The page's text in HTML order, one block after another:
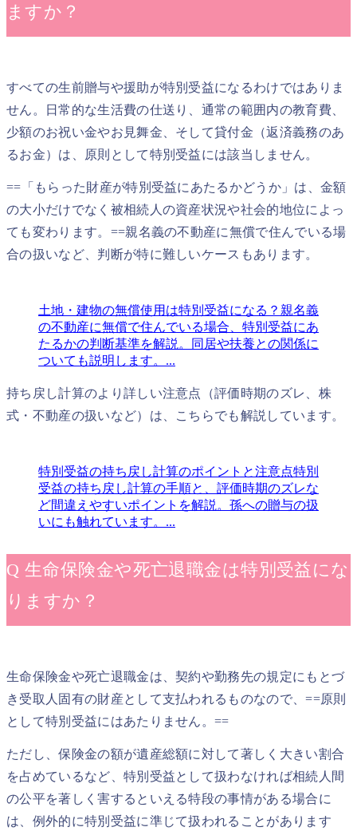
ますか？
すべての生前贈与や援助が特別受益になるわけではありま
せん。日常的な生活費の仕送り、通常の範囲内の教育費、
少額のお祝い金やお見舞金、そして貸付金（返済義務のあ
るお金）は、原則として特別受益には該当しません。
==「もらった財産が特別受益にあたるかどうか」は、金額
の大小だけでなく被相続人の資産状況や社会的地位によっ
ても変わります。==親名義の不動産に無償で住んでいる場
合の扱いなど、判断が特に難しいケースもあります。
土地・建物の無償使用は特別受益になる？ 親名義
の不動産に無償で住んでいる場合、特別受益にあ
たるかの判断基準を解説。同居や扶養との関係に
ついても説明します。...
持ち戻し計算のより詳しい注意点（評価時期のズレ、株
式・不動産の扱いなど）は、こちらでも解説しています。
特別受益の持ち戻し計算のポイントと注意点特別
受益の持ち戻し計算の手順と、評価時期のズレな
ど間違えやすいポイントを解説。孫への贈与の扱
いにも触れています。...
Q 生命保険金や死亡退職金は特別受益にな
りますか？
生命保険金や死亡退職金は、契約や勤務先の規定にもとづ
き受取人固有の財産として支払われるものなので、==原則
として特別受益にはあたりません。==
ただし、保険金の額が遺産総額に対して著しく大きい割合
を占めているなど、特別受益として扱わなければ相続人間
の公平を著しく害するといえる特段の事情がある場合に
は、例外的に特別受益に準じて扱われることがあります